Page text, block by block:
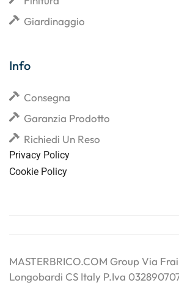
Giardinaggio
Info
Consegna
Garanzia Prodotto
Richiedi Un Reso
Privacy Policy
Cookie Policy
MASTERBRICO.COM Group Via
Longobardi CS Italy P.Iva